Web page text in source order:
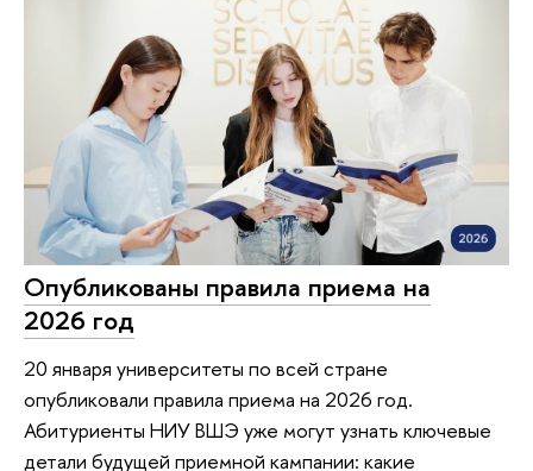
Опубликованы правила приема на
2026 год
20 января университеты по всей стране
опубликовали правила приема на 2026 год.
Абитуриенты НИУ ВШЭ уже могут узнать ключевые
детали будущей приемной кампании: какие